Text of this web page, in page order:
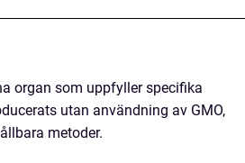
organ som uppfyller specifika
utan användning av GMO,
metoder.